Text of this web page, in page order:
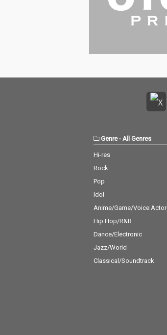
Genre- All Genres
Hi-res
Rock
Pop
Idol
Anime/Game/Voice Actor
Hip Hop/R&B
Dance/Electronic
Jazz/World
Classical/Soundtrack